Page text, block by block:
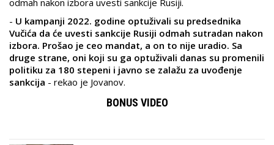
- U kampanji 2022. godine optuživali su predsednika
Vučića da će uvesti sankcije Rusiji odmah sutradan nakon
izbora. Prošao je ceo mandat, a on to nije uradio. Sa
druge strane, oni koji su ga optuživali danas su promenili
politiku za 180 stepeni i javno se zalažu za uvođenje
sankcija - rekao je Jovanov.
BONUS VIDEO